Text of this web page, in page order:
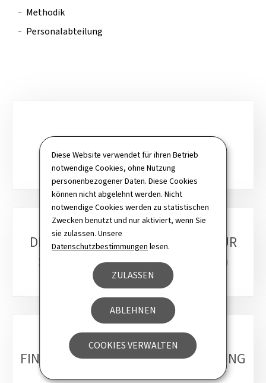
Diese Website verwendet für ihren Betrieb
notwendige Cookies, ohne Nutzung
personenbezogener Daten. Diese Cookies
können nicht abgelehnt werden. Nicht
notwendige Cookies werden zu statistischen
Zwecken benutzt und nur aktiviert, wenn Sie
sie zulassen. Unsere
Datenschutzbestimmungen lesen.
ZULASSEN
ABLEHNEN
COOKIES VERWALTEN
Methodik
Personalabteilung
DIE REGIONALBEAUFTRAGTEN FÜR
SOZIALE EINGLIEDERUNG (ARIS)
FINANZDIENSTLEISTUNGSABTEILUNG